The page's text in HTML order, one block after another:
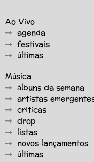
Ao Vivo
agenda
festivais
últimas
Música
álbuns da semana
artistas
críticas
drop
listas
novos lançamentos
últimas